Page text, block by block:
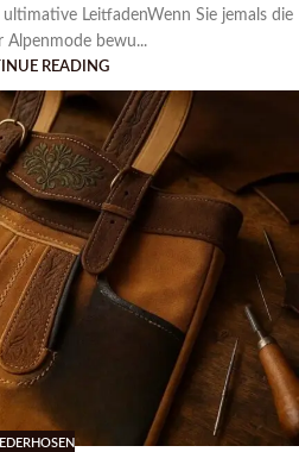
LeitfadenWenn Sie jemals die
Alpenmode bewu...
READING